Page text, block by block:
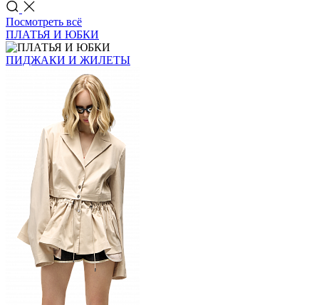
Посмотреть всё
ПЛАТЬЯ И ЮБКИ
ПИДЖАКИ И ЖИЛЕТЫ